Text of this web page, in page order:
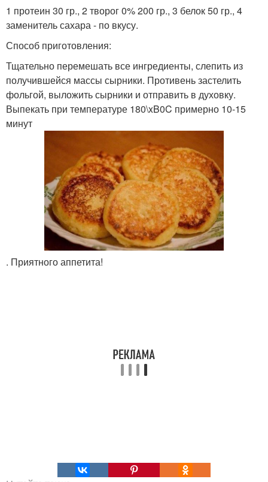
1 протеин 30 гр., 2 творог 0% 200 гр., 3 белок 50 гр., 4
заменитель сахара - по вкусу.
Способ приготовления:
Тщательно перемешать все ингредиенты, слепить из
получившейся массы сырники. Противень застелить
фольгой, выложить сырники и отправить в духовку.
Выпекать при температуре 180\xB0C примерно 10-15
минут
. Приятного аппетита!